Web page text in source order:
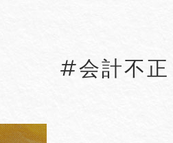
#Applied Arts#会計不